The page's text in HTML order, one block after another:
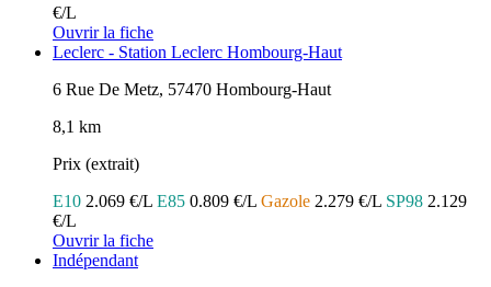
€/L
Ouvrir la fiche
Leclerc - Station Leclerc Hombourg-Haut
6 Rue De Metz, 57470 Hombourg-Haut
8,1 km
Prix (extrait)
E10 2.069 €/L E85 0.809 €/L Gazole 2.279 €/L SP98 2.129
€/L
Ouvrir la fiche
Indépendant